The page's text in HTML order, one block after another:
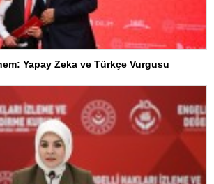
Yapay Zeka ve Türkçe Vurgusu